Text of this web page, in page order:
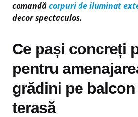
comandăcorpuri de iluminat
decor spectaculos.
Ce pași concreți
pentru
grădini pe balcon
terasă